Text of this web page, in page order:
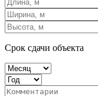
Срок сдачи объекта